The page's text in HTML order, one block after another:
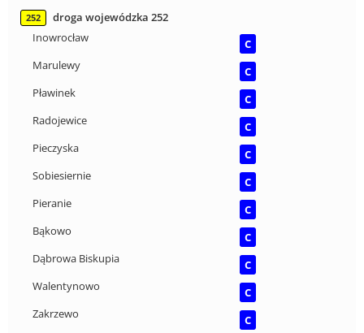
252
droga wojewódzka 252
Inowrocław
C
Marulewy
C
Pławinek
C
Radojewice
C
Pieczyska
C
Sobiesiernie
C
Pieranie
C
Bąkowo
C
Dąbrowa Biskupia
C
Walentynowo
C
Zakrzewo
C